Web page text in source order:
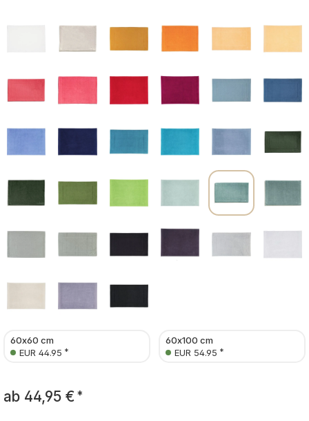
60x60 cm
EUR 44.95 *
60x100 cm
EUR 54.95 *
ab 44,95 € *